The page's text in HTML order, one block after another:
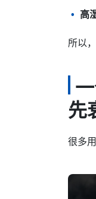
高
所以
先
很多